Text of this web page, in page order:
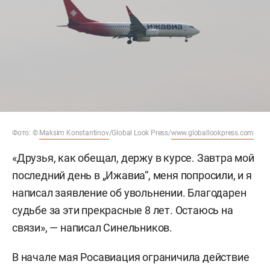
Фото: © Maksim Konstantinov/Global Look Press/www.globallookpress.com
«Друзья, как обещал, держу в курсе. Завтра мой
последний день в „Ижавиа“, меня попросили, и я
написал заявление об увольнении. Благодарен
судьбе за эти прекрасные 8 лет. Остаюсь на
связи», — написал Синельников.
В начале мая Росавиация ограничила действие